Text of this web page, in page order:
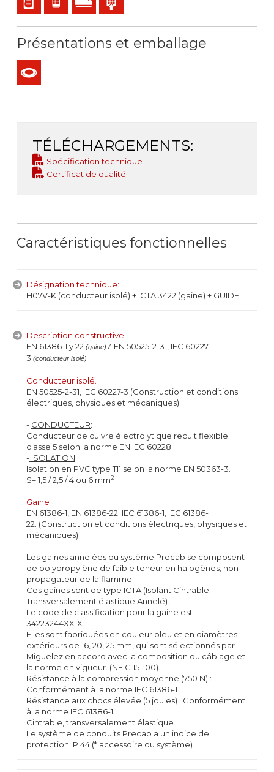
Présentations et emballage
TÉLÉCHARGEMENTS:
Spécification technique
Certificat de qualité
Caractéristiques fonctionnelles
Désignation technique:
H07V-K (conducteur isolé) + ICTA 3422 (gaine) + GUIDE
Description constructive:
EN 61386-1 y 22 (gaine) / EN 50525-2-31, IEC 60227-
3 (conducteur isolé)
Conducteur isolé.
EN 50525-2-31, IEC 60227-3 (Construction et conditions
électriques, physiques et mécaniques)
- CONDUCTEUR:
Conducteur de cuivre électrolytique recuit flexible
classe 5 selon la norme EN IEC 60228.
- ISOLATION:
Isolation en PVC type TI1 selon la norme EN 50363-3.
S= 1,5 / 2,5 / 4 ou 6 mm2
Gaine
EN 61386-1, EN 61386-22; IEC 61386-1, IEC 61386-
22. (Construction et conditions électriques, physiques et
mécaniques)
Les gaines annelées du système Precab se composent
de polypropylène de faible teneur en halogènes, non
propagateur de la flamme.
Ces gaines sont de type ICTA (Isolant Cintrable
Transversalement élastique Annelé).
Le code de classification pour la gaine est
34223244XX1X.
Elles sont fabriquées en couleur bleu et en diamètres
extérieurs de 16, 20, 25 mm, qui sont sélectionnés par
Miguelez en accord avec la composition du câblage et
la norme en vigueur. (NF C 15-100).
Résistance à la compression moyenne (750 N) :
Conformément à la norme IEC 61386-1.
Résistance aux chocs élevée (5 joules) : Conformément
à la norme IEC 61386-1.
Cintrable, transversalement élastique.
Le système de conduits Precab a un indice de
protection IP 44 (* accessoire du système).